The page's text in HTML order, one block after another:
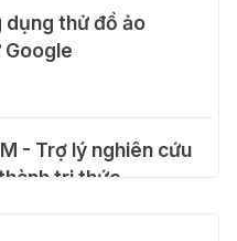
Google Plus 12
hiện script và
giúp "mở khóa"
dụng thử đồ ảo
Google
- Trợ lý nghiên cứu
tri thức